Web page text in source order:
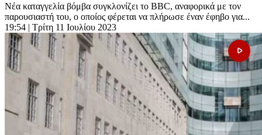
Νέα καταγγελία βόμβα συγκλονίζει το BBC, αναφορικά με τον
παρουσιαστή του, ο οποίος φέρεται να πλήρωσε έναν έφηβο για...
19:54 | Τρίτη 11 Ιουλίου 2023